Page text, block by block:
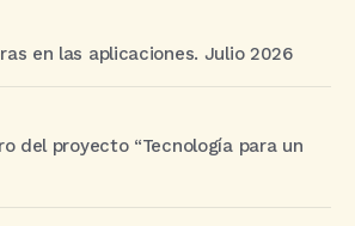
en las aplicaciones. Julio 2026
del proyecto “Tecnología para un